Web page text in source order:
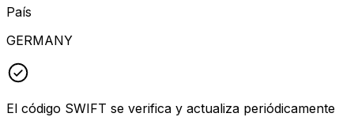
País
GERMANY
El código SWIFT se verifica y actualiza periódicamente